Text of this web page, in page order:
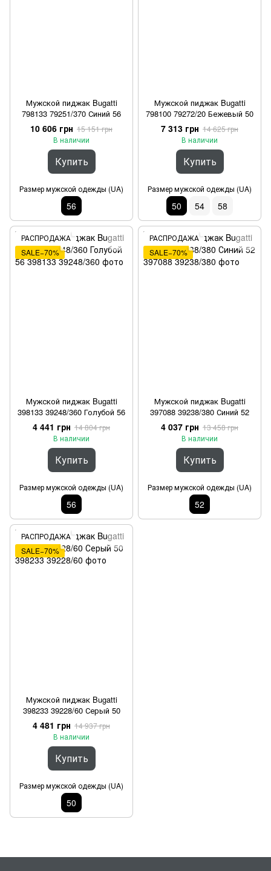
Мужской пиджак Bugatti
798133 79251/370 Синий 56
10 606 грн 15 151 грн
В наличии
Купить
Размер мужской одежды (UA)
56
Мужской пиджак Bugatti
798100 79272/20 Бежевый 50
7 313 грн 14 625 грн
В наличии
Купить
Размер мужской одежды (UA)
50 54 58
РАСПРОДАЖА
SALE−70%
Мужской пиджак Bugatti
398133 39248/360 Голубой 56
4 441 грн 14 804 грн
В наличии
Купить
Размер мужской одежды (UA)
56
РАСПРОДАЖА
SALE−70%
Мужской пиджак Bugatti
397088 39238/380 Синий 52
4 037 грн 13 458 грн
В наличии
Купить
Размер мужской одежды (UA)
52
РАСПРОДАЖА
SALE−70%
Мужской пиджак Bugatti
398233 39228/60 Серый 50
4 481 грн 14 937 грн
В наличии
Купить
Размер мужской одежды (UA)
50